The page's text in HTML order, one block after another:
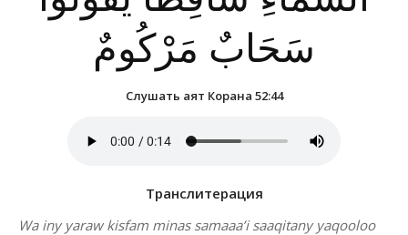
سَحَابٌ مَرْكُومٌ
Слушать аят Корана 52:44
Транслитерация
Wa iny yaraw kisfam minas samaaa’i saaqitany yaqooloo